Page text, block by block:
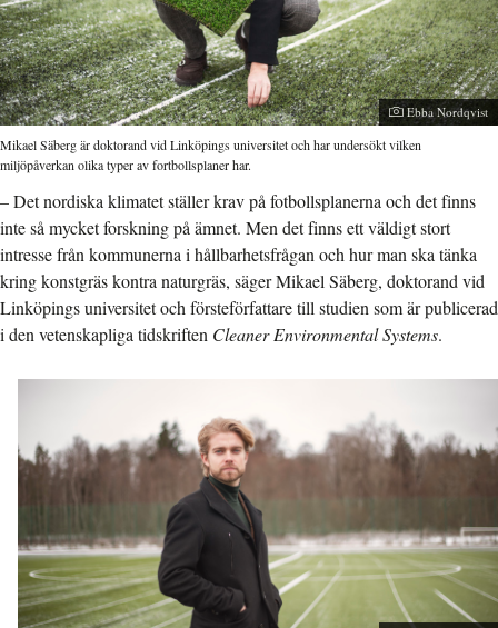
Fotograf:
Ebba Nordqvist
Mikael Säberg är doktorand vid Linköpings universitet och har undersökt vilken
miljöpåverkan olika typer av fortbollsplaner har.
– Det nordiska klimatet ställer krav på fotbollsplanerna och det finns
inte så mycket forskning på ämnet. Men det finns ett väldigt stort
intresse från kommunerna i hållbarhetsfrågan och hur man ska tänka
kring konstgräs kontra naturgräs, säger Mikael Säberg, doktorand vid
Linköpings universitet och försteförfattare till studien som är publicerad
i den vetenskapliga tidskriften Cleaner Environmental Systems.